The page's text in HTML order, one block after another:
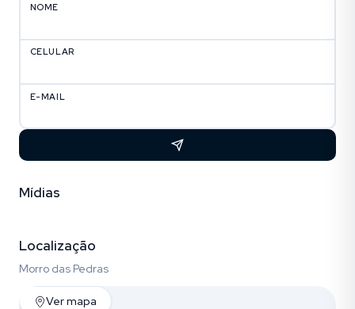
NOME
CELULAR
E-MAIL
Mídias
Localização
Morro das Pedras
Ver mapa